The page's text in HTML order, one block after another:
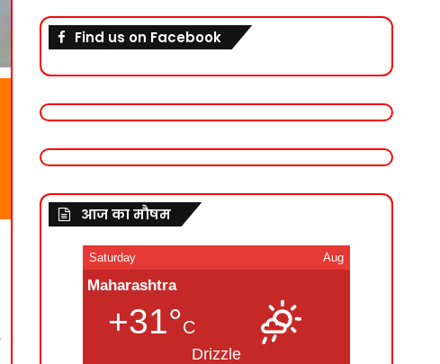
Find us on Facebook
आज का मौषम
Saturday Aug
Maharashtra
+31°C
Drizzle